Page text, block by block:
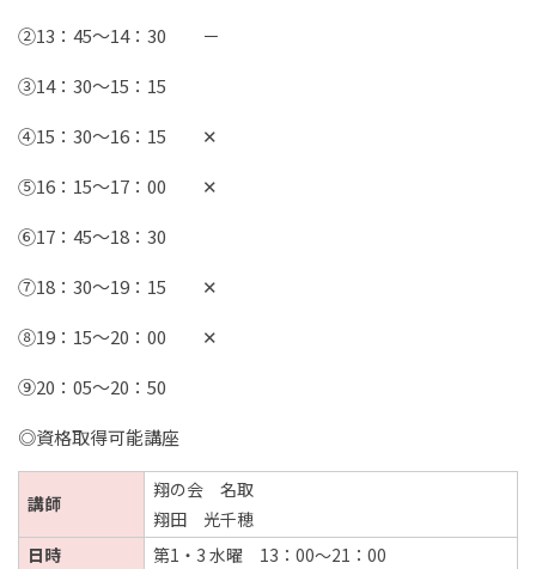
②13：45～14：30 －
③14：30～15：15
④15：30～16：15 ✕
⑤16：15～17：00 ✕
⑥17：45～18：30
⑦18：30～19：15 ✕
⑧19：15～20：00 ✕
⑨20：05～20：50
◎資格取得可能講座
講師
翔の会 名取
翔田 光千穂
日時
第1・3 水曜 13：00～21：00